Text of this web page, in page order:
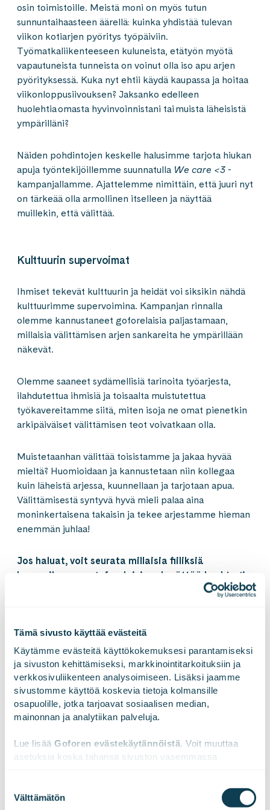
Tämä sivusto käyttää evästeitä
Käytämme evästeitä käyttökokemuksesi parantamiseksi
ja sivuston kehittämiseksi, markkinointitarkoituksiin ja
verkkosivuliikenteen analysoimiseen. Lisäksi jaamme
sivustomme käyttöä koskevia tietoja kolmansille
osapuolille, jotka tarjoavat sosiaalisen median,
mainonnan ja analytiikan palveluja.
Lue lisää Goforen evästekäytännöistä. Voit muuttaa
asetuksia koska tahansa sivuston vasemmassa
valinta
Välttämätön
osin toimistoille. Meistä moni on myös tutun
sunnuntaihaasteen äärellä: kuinka yhdistää tulevan
viikon kotiarjen pyöritys työpäiviin.
Työmatkaliikenteeseen kuluneista, etätyön myötä
vapautuneista tunneista on voinut olla iso apu arjen
pyörityksessä. Kuka nyt ehtii käydä kaupassa ja hoitaa
viikonloppusiivouksen? Jaksanko edelleen
huolehtia omasta hyvinvoinnistani tai muista läheisistä
ympärilläni?
Näiden pohdintojen keskelle halusimme tarjota hiukan
apuja työntekijöillemme suunnatulla We care <3 -
kampanjallamme. Ajattelemme nimittäin, että juuri nyt
on tärkeää olla armollinen itselleen ja näyttää
muillekin, että välittää.
Kulttuurin supervoimat
Ihmiset tekevät kulttuurin ja heidät voi siksikin nähdä
kulttuurimme supervoimina. Kampanjan rinnalla
olemme kannustaneet goforelaisia paljastamaan,
millaisia välittämisen arjen sankareita he ympärillään
näkevät.
Olemme saaneet sydämellisiä tarinoita työarjesta,
ilahdutettua ihmisiä ja toisaalta muistutettua
työkavereitamme siitä, miten isoja ne omat pienetkin
arkipäiväiset välittämisen teot voivatkaan olla.
Muistetaanhan välittää toisistamme ja jakaa hyvää
mieltä? Huomioidaan ja kannustetaan niin kollegaa
kuin läheistä arjessa, kuunnellaan ja tarjotaan apua.
Välittämisestä syntyvä hyvä mieli palaa aina
moninkertaisena takaisin ja tekee arjestamme hieman
enemmän juhlaa!
Jos haluat, voit seurata millaisia fiiliksiä
kamppiksemme goforelaisissa herättää hashtagin
Goforen Communality Crew & People Operations